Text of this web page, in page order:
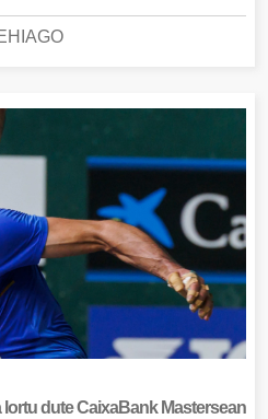
dute CaixaBank Mastersean